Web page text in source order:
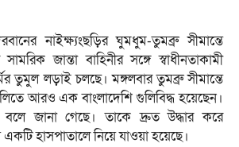
নাইক্ষ্যংছড়ির ঘুমধুম-তুমব্রু সীমান্তে
জান্তা বাহিনীর সঙ্গে স্বাধীনতাকামী
তুমুল লড়াই চলছে। মঙ্গলবার তুমব্রু সীমান্তে
আরও এক বাংলাদেশি গুলিবিদ্ধ হয়েছেন।
জানা গেছে। তাকে দ্রুত উদ্ধার করে
একটি হাসপাতালে নিয়ে যাওয়া হয়েছে।